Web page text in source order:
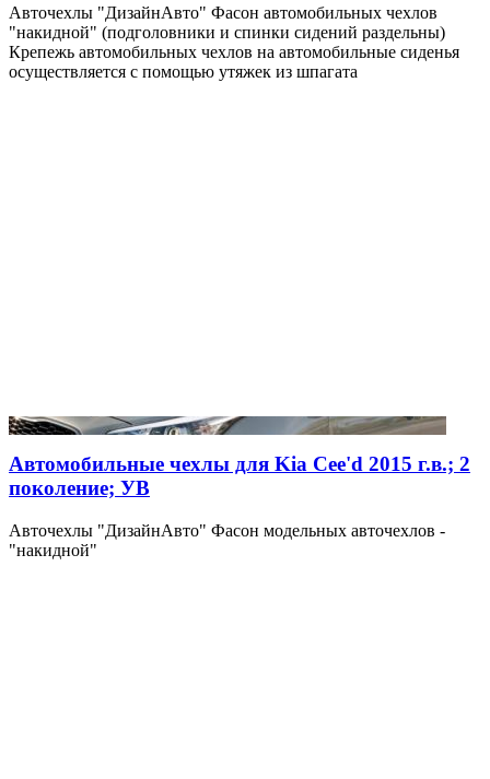
Авточехлы "ДизайнАвто" Фасон автомобильных чехлов
"накидной" (подголовники и спинки сидений раздельны)
Крепежь автомобильных чехлов на автомобильные сиденья
осуществляется с помощью утяжек из шпагата
Автомобильные чехлы для Kia Cee'd 2015 г.в.; 2
поколение; УВ
Авточехлы "ДизайнАвто" Фасон модельных авточехлов -
"накидной"